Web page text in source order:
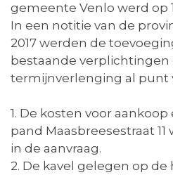
gemeente Venlo werd op
In een notitie van de
2017 werden de
bestaande verplichtingen
termijnverlenging al punt
1. De kosten voor
pand Maasbreesestraat
in de aanvraag.
2. De kavel gelegen op de